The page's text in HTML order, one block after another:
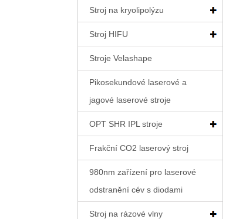
Stroj na kryolipolýzu
Stroj HIFU
Stroje Velashape
Pikosekundové laserové a
jagové laserové stroje
OPT SHR IPL stroje
Frakční CO2 laserový stroj
980nm zařízení pro laserové
odstranění cév s diodami
Stroj na rázové vlny